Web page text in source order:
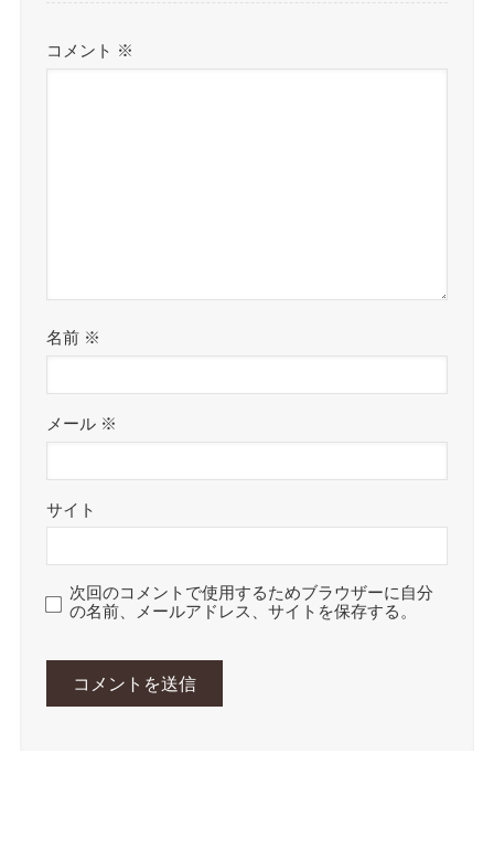
コメント ※
名前 ※
メール ※
サイト
次回のコメントで使用するためブラウザーに自分
の名前、メールアドレス、サイトを保存する。